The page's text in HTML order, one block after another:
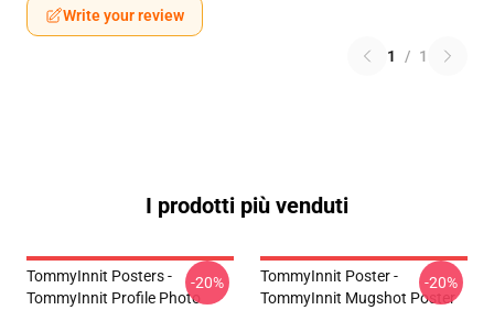
Write your review
1 / 1
I prodotti più venduti
TommyInnit Posters -
TommyInnit Profile Photo
-20%
TommyInnit Poster -
TommyInnit Mugshot Poster
-20%